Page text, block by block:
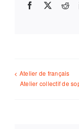
Facebook
X
Atelier de français
Atelier collectif de